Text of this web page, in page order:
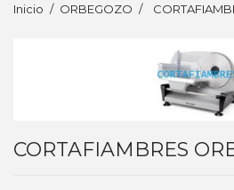
Inicio ORBEGOZO
CORTAFIAMBRES